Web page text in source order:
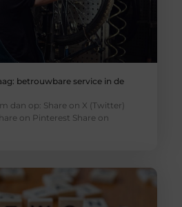
betrouwbare service in de
dan op: Share on X (Twitter)
on Pinterest Share on